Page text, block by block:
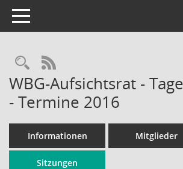
Toggle navigation
Rechercheauswahl
RSS-Feed
WBG-Aufsichtsrat -
- Termine 2016
Informationen Mitglieder
Sitzungen